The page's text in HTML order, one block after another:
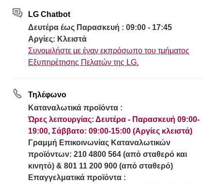
LG Chatbot
Δευτέρα έως Παρασκευή : 09:00 - 17:45
Αργίες: Κλειστά
Συνομιλήστε με έναν εκπρόσωπο του τμήματος
Εξυπηρέτησης Πελατών της LG.
Τηλέφωνο
Καταναλωτικά προϊόντα :
Ώρες λειτουργίας: Δευτέρα - Παρασκευή 09:00-
19:00, Σάββατο: 09:00-15:00 (Αργίες κλειστά)
Γραμμή Eπικοινωνίας Καταναλωτικών
προϊόντων: 210 4800 564 (από σταθερό και
κινητό) & 801 11 200 900 (από σταθερό)
Επαγγελματικά προϊόντα :